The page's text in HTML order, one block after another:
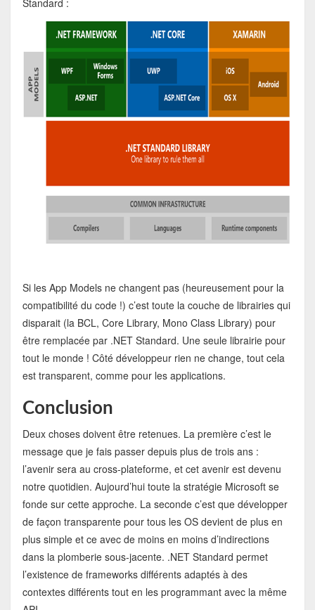
Standard :
Si les App Models ne changent pas (heureusement pour la
compatibilité du code !) c’est toute la couche de librairies qui
disparait (la BCL, Core Library, Mono Class Library) pour
être remplacée par .NET Standard. Une seule librairie pour
tout le monde ! Côté développeur rien ne change, tout cela
est transparent, comme pour les applications.
Conclusion
Deux choses doivent être retenues. La première c’est le
message que je fais passer depuis plus de trois ans :
l’avenir sera au cross-plateforme, et cet avenir est devenu
notre quotidien. Aujourd’hui toute la stratégie Microsoft se
fonde sur cette approche. La seconde c’est que développer
de façon transparente pour tous les OS devient de plus en
plus simple et ce avec de moins en moins d’indirections
dans la plomberie sous-jacente. .NET Standard permet
l’existence de frameworks différents adaptés à des
contextes différents tout en les programmant avec la même